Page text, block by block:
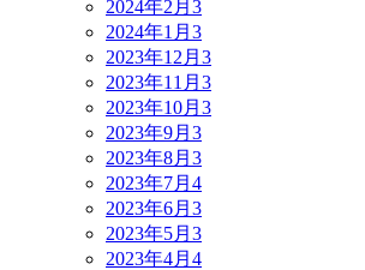
2024年2月 3
2024年1月 3
2023年12月 3
2023年11月 3
2023年10月 3
2023年9月 3
2023年8月 3
2023年7月 4
2023年6月 3
2023年5月 3
2023年4月 4